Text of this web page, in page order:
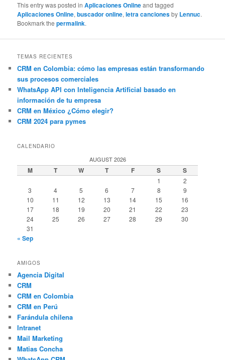
This entry was posted inAplicaciones Onlineand tagged
Aplicaciones Online,buscador online,letra cancionesby Lennuc.
Bookmark thepermalink.
TEMAS RECIENTES
CRM en Colombia: cómo las empresas están transformando
sus procesos comerciales
WhatsApp API con Inteligencia Artificial basado en
información de tu empresa
CRM en México ¿Cómo elegir?
CRM 2024 para pymes
CALENDARIO
AUGUST 2026
M T W T F S S
1
2
3
4 5 6 7 8
9
10
11 12 13 14 15
16
17
18 19 20 21 22
23
24
25 26 27 28 29
30
31
« Sep
AMIGOS
Agencia Digital
CRM
CRM en Colombia
CRM en Perú
Farándula chilena
Intranet
Mail Marketing
Matias Concha